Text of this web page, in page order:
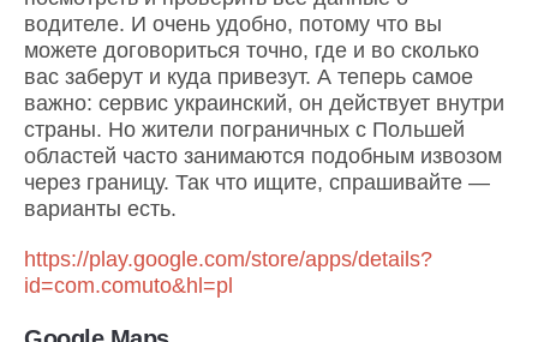
водителе. И очень удобно, потому что вы
можете договориться точно, где и во сколько
вас заберут и куда привезут. А теперь самое
важно: сервис украинский, он действует внутри
страны. Но жители пограничных с Польшей
областей часто занимаются подобным извозом
через границу. Так что ищите, спрашивайте —
варианты есть.
https://play.google.com/store/apps/details?
id=com.comuto&hl=pl